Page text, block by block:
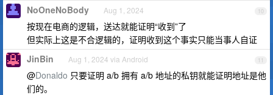
10
NoOneNoBody Aug 1, 2024
按现在电商的逻辑，送达就能证明“收到”了
但实际上这是不合逻辑的，证明收到这个事实只能当事人自证
11
JinBin Aug 1, 2024 via Android
@Donaldo 只要证明 a/b 拥有 a/b 地址的私钥就能证明地址是他
们的。